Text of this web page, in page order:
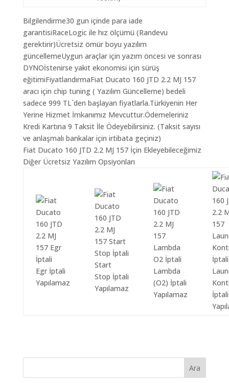
Bilgilendirme30 gun içinde para iade
garantisiRaceLogic ile hız ölçümü (Randevu
gerektirir)Ücretsiz ömür boyu yazılım
güncellemeUygun araçlar için yazım öncesi ve sonrası
DYNOİstenirse yakıt ekonomisi için sürüş
eğitimiFiyatlandırmaFiat Ducato 160 JTD 2.2 MJ 157
aracı için chip tuning ( Yazılım Güncelleme) bedeli
sadece 999 TL`den başlayan fiyatlarla.Türkiyenin Her
Yerine Hizmet İmkanımız Mevcuttur.Ödemeleriniz
Kredi Kartına 9 Taksit İle Ödeyebilirsiniz. (Taksit sayısı
ve anlaşmalı bankalar için irtibata geçiniz)
Fiat Ducato 160 JTD 2.2 MJ 157 İçin Ekleyebileceğimiz
Diğer Ücretsiz Yazılım Opsiyonları
Egr İptali
Yapılamaz
Start
Stop İptali
Yapılamaz
Lambda
(O2) İptali
Yapılamaz
İptali
Ara